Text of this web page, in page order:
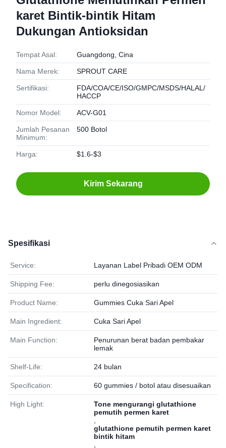
karet Bintik-bintik Hitam
Dukungan Antioksidan
Tempat Asal: Guangdong, Cina
Nama Merek: SPROUT CARE
Sertifikasi:
FDA/COA/CE/ISO/GMPC/MSDS/HALAL/
HACCP
Nomor Model: ACV-G01
Jumlah Pesanan
Minimum:
500 Botol
Harga: $1.6-$3
Kirim Sekarang
Spesifikasi
Service: Layanan Label Pribadi OEM ODM
Shipping Fee: perlu dinegosiasikan
Product Name: Gummies Cuka Sari Apel
Main Ingredient: Cuka Sari Apel
Main Function:
Penurunan berat badan pembakar
lemak
Shelf-Life: 24 bulan
Specification: 60 gummies / botol atau disesuaikan
High Light:
Tone mengurangi glutathione
pemutih permen karet
glutathione pemutih permen karet
bintik hitam